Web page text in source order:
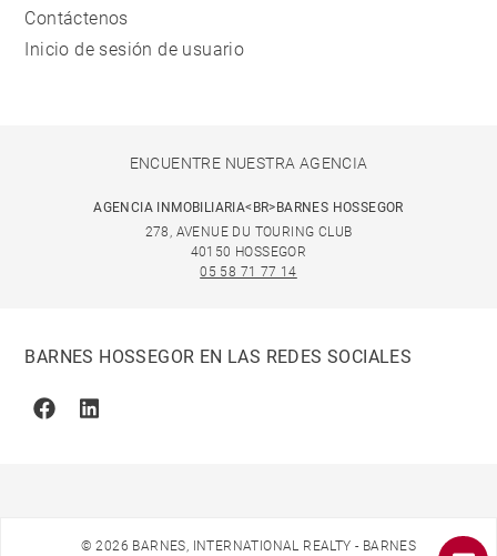
Contáctenos
Inicio de sesión de usuario
ENCUENTRE NUESTRA AGENCIA
AGENCIA INMOBILIARIA<BR>BARNES HOSSEGOR
278, AVENUE DU TOURING CLUB
40150 HOSSEGOR
05 58 71 77 14
BARNES HOSSEGOR EN LAS REDES SOCIALES
FacebookLinkedin
© 2026 BARNES, INTERNATIONAL REALTY - BARNES